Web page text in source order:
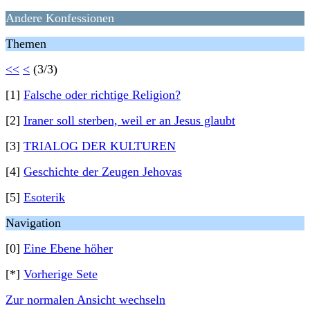
Andere Konfessionen
Themen
<< < (3/3)
[1] Falsche oder richtige Religion?
[2] Iraner soll sterben, weil er an Jesus glaubt
[3] TRIALOG DER KULTUREN
[4] Geschichte der Zeugen Jehovas
[5] Esoterik
Navigation
[0] Eine Ebene höher
[*] Vorherige Sete
Zur normalen Ansicht wechseln